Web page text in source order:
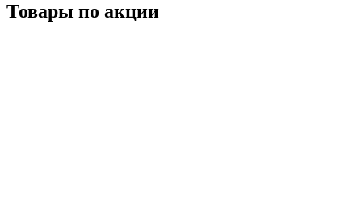
Товары по акции